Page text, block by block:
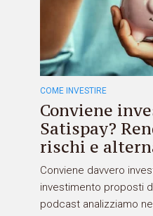
COME INVESTIRE
Conviene
Satispay?
rischi e
Conviene davvero
investimento proposti
podcast analizziamo